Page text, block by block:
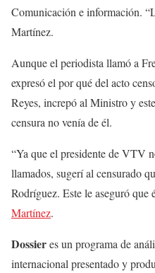
Comunicación e información.
Martínez.
Aunque el periodista llamó a
expresó el por qué del acto
Reyes, increpó al Ministro y
censura no venía de él.
“Ya que el presidente de VTV
llamados, sugerí al censurado
Rodríguez. Este le aseguró que
Martínez.
Dossieres un programa de
internacional presentado y